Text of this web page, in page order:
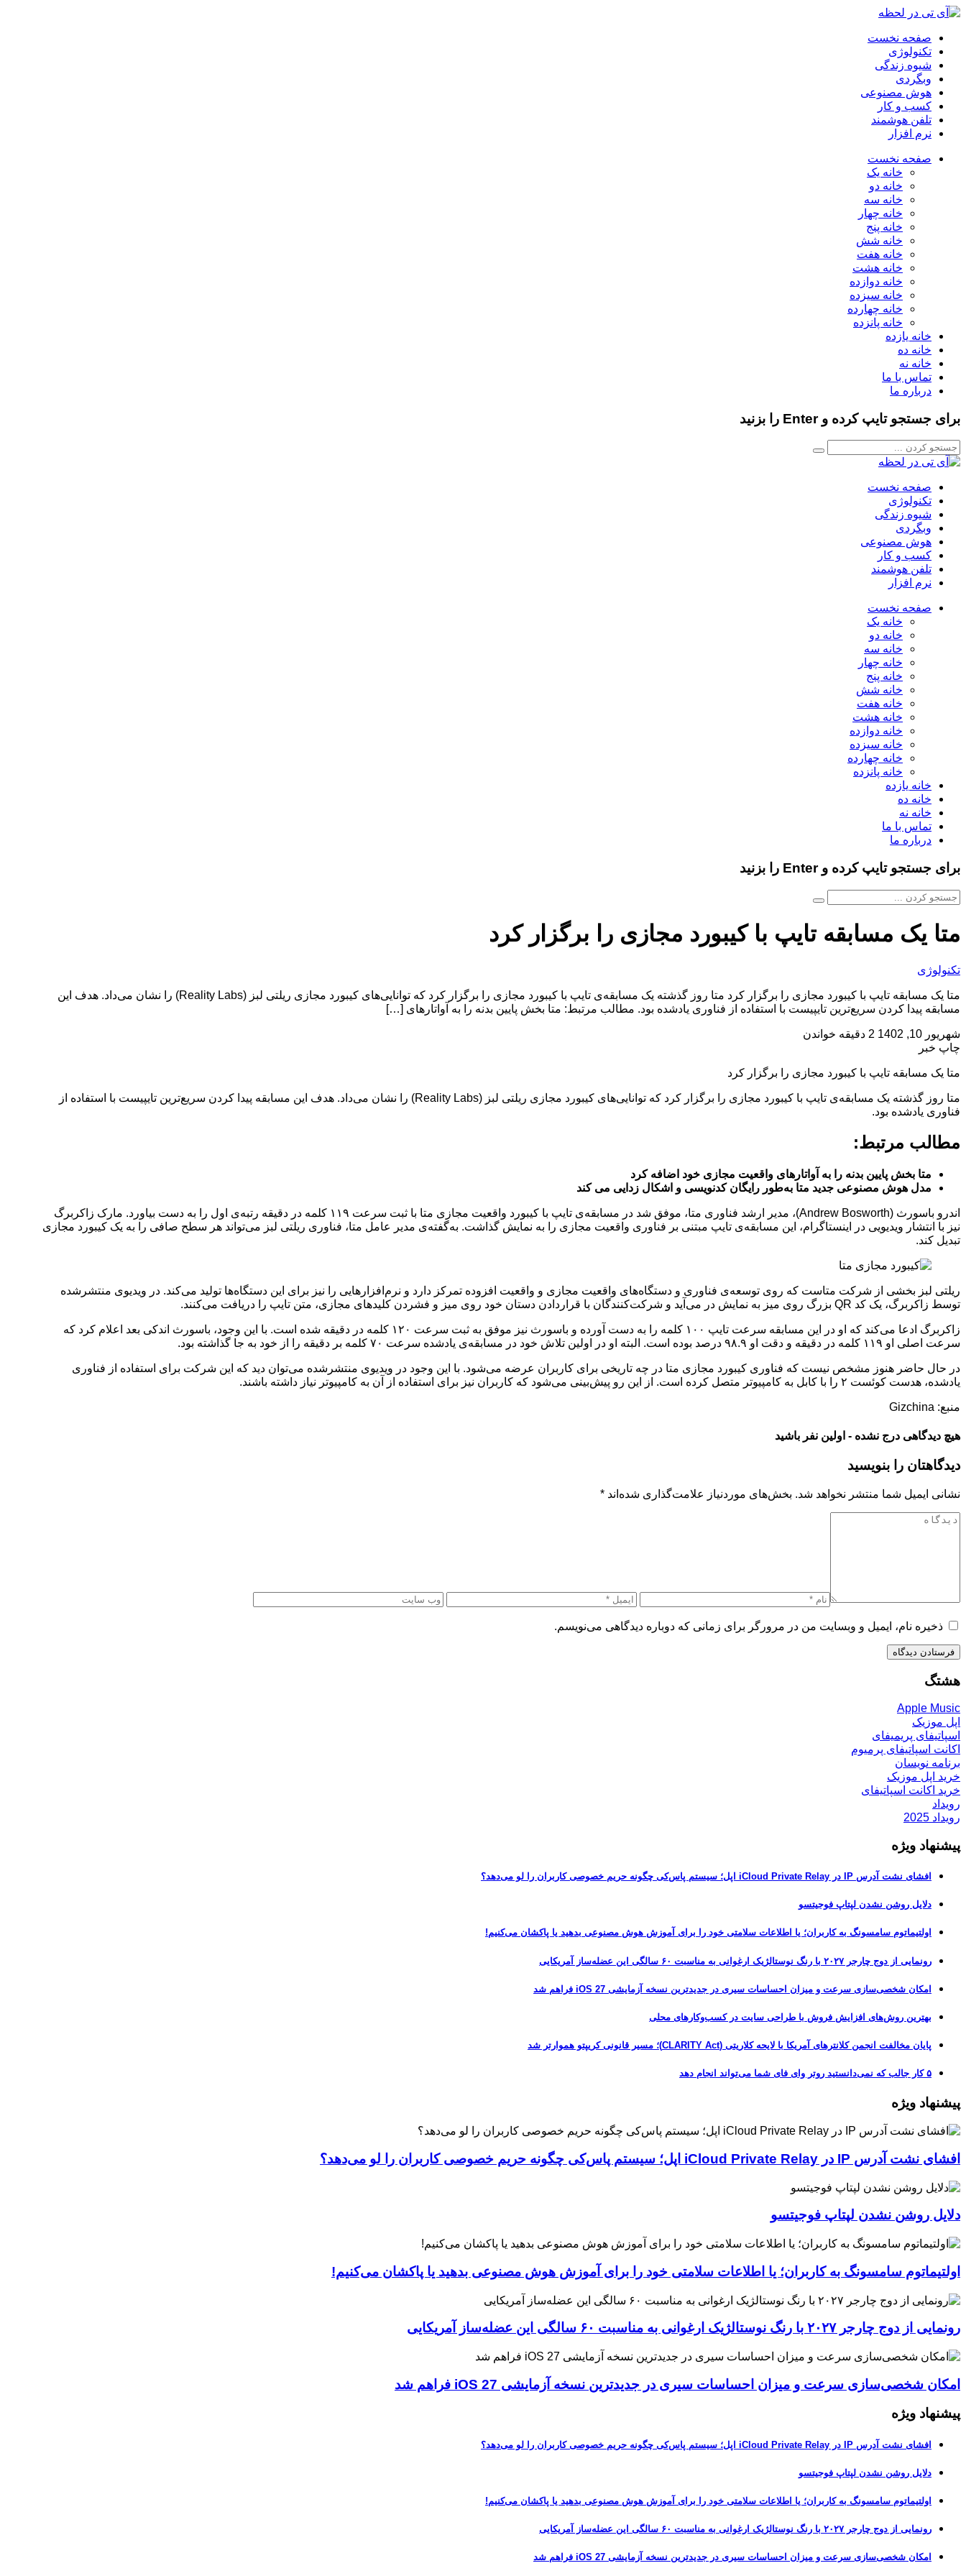
صفحه نخست
تکنولوژی
شیوه زندگی
وبگردی
هوش مصنوعی
کسب و کار
تلفن هوشمند
نرم افزار
صفحه نخست
خانه یک
خانه دو
خانه سه
خانه چهار
خانه پنج
خانه شش
خانه هفت
خانه هشت
خانه دوازده
خانه سیزده
خانه چهارده
خانه پانزده
خانه یازده
خانه ده
خانه نه
تماس با ما
درباره ما
برای جستجو تایپ کرده و Enter را بزنید
صفحه نخست
تکنولوژی
شیوه زندگی
وبگردی
هوش مصنوعی
کسب و کار
تلفن هوشمند
نرم افزار
صفحه نخست
خانه یک
خانه دو
خانه سه
خانه چهار
خانه پنج
خانه شش
خانه هفت
خانه هشت
خانه دوازده
خانه سیزده
خانه چهارده
خانه پانزده
خانه یازده
خانه ده
خانه نه
تماس با ما
درباره ما
برای جستجو تایپ کرده و Enter را بزنید
متا یک مسابقه تایپ با کیبورد مجازی را برگزار کرد
تکنولوژی
متا یک مسابقه تایپ با کیبورد مجازی را برگزار کرد متا روز گذشته یک مسابقه‌ی تایپ با کیبورد مجازی را برگزار کرد که توانایی‌های کیبورد مجازی ریلتی لبز (Reality Labs) را نشان می‌داد. هدف این
مسابقه پیدا کردن سریع‌ترین تایپیست با استفاده از فناوری یادشده بود. مطالب مرتبط: متا بخش پایین بدنه را به آواتارهای […]
شهریور 10, 1402
2 دقیقه خواندن
چاپ خبر
متا یک مسابقه تایپ با کیبورد مجازی را برگزار کرد
متا روز گذشته یک مسابقه‌ی تایپ با کیبورد مجازی را برگزار کرد که توانایی‌های کیبورد مجازی ریلتی لبز (Reality Labs) را نشان می‌داد. هدف این مسابقه پیدا کردن سریع‌ترین تایپیست با استفاده از
فناوری یادشده بود.
مطالب مرتبط:
متا بخش پایین بدنه را به آواتارهای واقعیت مجازی خود اضافه کرد
مدل هوش مصنوعی جدید متا به‌طور رایگان کدنویسی و اشکال زدایی می کند
اندرو باسورث (Andrew Bosworth)، مدیر ارشد فناوری متا، موفق شد در مسابقه‌ی تایپ با کیبورد واقعیت مجازی متا با ثبت سرعت ۱۱۹ کلمه در دقیقه رتبه‌ی اول را به دست بیاورد. مارک زاکربرگ
نیز با انتشار ویدیویی در اینستاگرام، این مسابقه‌‌ی تایپ مبتنی بر فناوری واقعیت مجازی را به نمایش گذاشت. به‌گفته‌ی مدیر عامل متا، فناوری ریلتی لبز می‌تواند هر سطح صافی را به یک کیبورد مجازی
تبدیل کند.
ریلتی لبز بخشی از شرکت متاست که روی توسعه‌ی فناوری‌ و دستگاه‌های واقعیت مجازی و واقعیت افزوده تمرکز دارد و نرم‌افزارهایی را نیز برای این دستگاه‌ها تولید می‌کند. در ویدیوی منتشرشده
توسط زاکربرگ، یک کد QR بزرگ روی میز به نمایش در می‌آید و شرکت‌کنندگان با قراردادن دستان خود روی میز و فشردن کلیدهای مجازی، متن تایپ را دریافت می‌کنند.
زاکربرگ ادعا می‌کند که او در این مسابقه سرعت تایپ ۱۰۰ کلمه را به دست آورده و باسورث نیز موفق به ثبت سرعت ۱۲۰ کلمه در دقیقه شده است. با این وجود، باسورث اندکی بعد اعلام کرد که
سرعت اصلی او ۱۱۹ کلمه در دقیقه و دقت او ۹۸.۹ درصد بوده است. البته او در اولین تلاش خود در مسابقه‌ی یادشده سرعت ۷۰ کلمه بر دقیقه را از خود به جا گذاشته بود.
در حال حاضر هنوز مشخص نیست که فناوری کیبورد مجازی متا در چه تاریخی برای کاربران عرضه می‌شود. با این وجود در ویدیوی منتشرشده می‌توان دید که این شرکت برای استفاده از فناوری
یادشده، هدست کوئست ۲ را با کابل به کامپیوتر متصل کرده است. از این رو پیش‌بینی می‌شود که کاربران نیز برای استفاده از آن به کامپیوتر نیاز داشته باشند.
منبع: Gizchina
هیچ دیدگاهی درج نشده - اولین نفر باشید
دیدگاهتان را بنویسید
نشانی ایمیل شما منتشر نخواهد شد. بخش‌های موردنیاز علامت‌گذاری شده‌اند *
ذخیره نام، ایمیل و وبسایت من در مرورگر برای زمانی که دوباره دیدگاهی می‌نویسم.
هشتگ
Apple Music
اپل موزیک
اسپاتیفای پریمیفای
اکانت اسپاتیفای پرمیوم
برنامه نویسان
خرید اپل موزیک
خرید اکانت اسپاتیفای
رویداد
رویداد 2025
پیشنهاد ویژه
افشای نشت آدرس IP در iCloud Private Relay اپل؛ سیستم پاس‌کی چگونه حریم خصوصی کاربران را لو می‌دهد؟
دلایل روشن نشدن لپتاپ فوجیتسو
اولتیماتوم سامسونگ به کاربران؛ یا اطلاعات سلامتی خود را برای آموزش هوش مصنوعی بدهید یا پاکشان می‌کنیم!
رونمایی از دوج چارجر ۲۰۲۷ با رنگ نوستالژیک ارغوانی به مناسبت ۶۰ سالگی این عضله‌ساز آمریکایی
امکان شخصی‌سازی سرعت و میزان احساسات سیری در جدیدترین نسخه آزمایشی iOS 27 فراهم شد
بهترین روش‌های افزایش فروش با طراحی سایت در کسب‌وکارهای محلی
پایان مخالفت انجمن کلانترهای آمریکا با لایحه کلاریتی (CLARITY Act)؛ مسیر قانونی کریپتو هموارتر شد
۵ کار جالب که نمی‌دانستید روتر وای فای شما می‌تواند انجام دهد
پیشنهاد ویژه
افشای نشت آدرس IP در iCloud Private Relay اپل؛ سیستم پاس‌کی چگونه حریم خصوصی کاربران را لو می‌دهد؟
دلایل روشن نشدن لپتاپ فوجیتسو
اولتیماتوم سامسونگ به کاربران؛ یا اطلاعات سلامتی خود را برای آموزش هوش مصنوعی بدهید یا پاکشان می‌کنیم!
رونمایی از دوج چارجر ۲۰۲۷ با رنگ نوستالژیک ارغوانی به مناسبت ۶۰ سالگی این عضله‌ساز آمریکایی
امکان شخصی‌سازی سرعت و میزان احساسات سیری در جدیدترین نسخه آزمایشی iOS 27 فراهم شد
پیشنهاد ویژه
افشای نشت آدرس IP در iCloud Private Relay اپل؛ سیستم پاس‌کی چگونه حریم خصوصی کاربران را لو می‌دهد؟
دلایل روشن نشدن لپتاپ فوجیتسو
اولتیماتوم سامسونگ به کاربران؛ یا اطلاعات سلامتی خود را برای آموزش هوش مصنوعی بدهید یا پاکشان می‌کنیم!
رونمایی از دوج چارجر ۲۰۲۷ با رنگ نوستالژیک ارغوانی به مناسبت ۶۰ سالگی این عضله‌ساز آمریکایی
امکان شخصی‌سازی سرعت و میزان احساسات سیری در جدیدترین نسخه آزمایشی iOS 27 فراهم شد